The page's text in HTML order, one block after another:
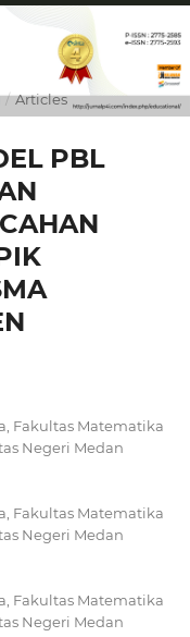
/ Articles
PBL
Fakultas Matematika
Negeri Medan
Fakultas Matematika
Negeri Medan
Fakultas Matematika
Negeri Medan